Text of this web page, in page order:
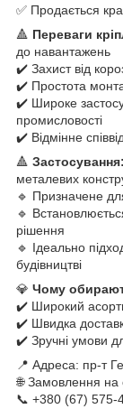
✅ Продається
🔺 Переваги
до навантажень
✔️ Захист від
✔️ Простота
✔️ Широке
промисловості
✔️ Відмінне
🔺 Застосування:
металевих
🔹 Призначене
🔹
рішення
🔹 Ідеально
будівництві
💎 Чому
✔️ Широкий
✔️ Швидка
✔️ Зручні умови
📍 Адреса: пр-т
🌐 Замовлення на
📞 +380 (67) 575-